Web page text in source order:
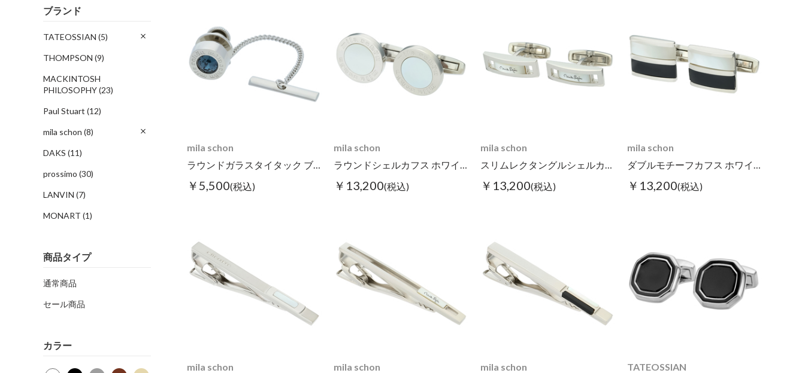
ブランド
TATEOSSIAN (5)
THOMPSON (9)
MACKINTOSH
PHILOSOPHY(23)
Paul Stuart (12)
mila schon (8)
DAKS (11)
prossimo (30)
LANVIN (7)
MONART (1)
商品タイプ
通常商品
セール商品
カラー
mila schon
ラウンドガラスタイタック ブルー
￥5,500(税込)
mila schon
ラウンドシェルカフス ホワイト
￥13,200(税込)
mila schon
スリムレクタングルシェルカフス ホワイト
￥13,200(税込)
mila schon
ダブルモチーフカフス ホワイト/ブラック
￥13,200(税込)
mila schon
mila schon
mila schon
TATEOSSIAN